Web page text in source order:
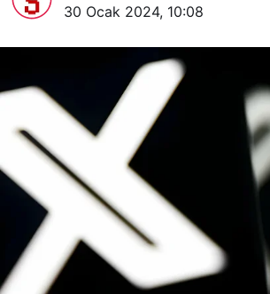
30 Ocak 2024, 10:08